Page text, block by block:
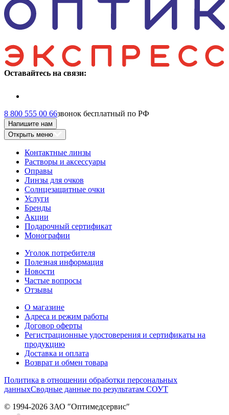
Оставайтесь на связи:
8 800 555 00 66звонок бесплатный по РФ
Напишите нам
Открыть меню
Контактные линзы
Растворы и аксессуары
Оправы
Линзы для очков
Солнцезащитные очки
Услуги
Бренды
Акции
Подарочный сертификат
Монографии
Уголок потребителя
Полезная информация
Новости
Частые вопросы
Отзывы
О магазине
Адреса и режим работы
Договор оферты
Регистрационные удостоверения и сертификаты на
продукцию
Доставка и оплата
Возврат и обмен товара
Политика в отношении обработки персональных
данныхСводные данные по результатам СОУТ
© 1994-2026 ЗАО ″Оптимедсервис″